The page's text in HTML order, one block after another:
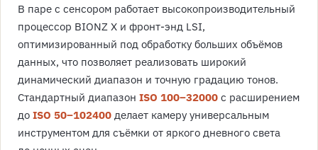
В паре с сенсором работает высокопроизводительный
процессор BIONZ X и фронт-энд LSI,
оптимизированный под обработку больших объёмов
данных, что позволяет реализовать широкий
динамический диапазон и точную градацию тонов.
Стандартный диапазон ISO 100–32000 с расширением
до ISO 50–102400 делает камеру универсальным
инструментом для съёмки от яркого дневного света